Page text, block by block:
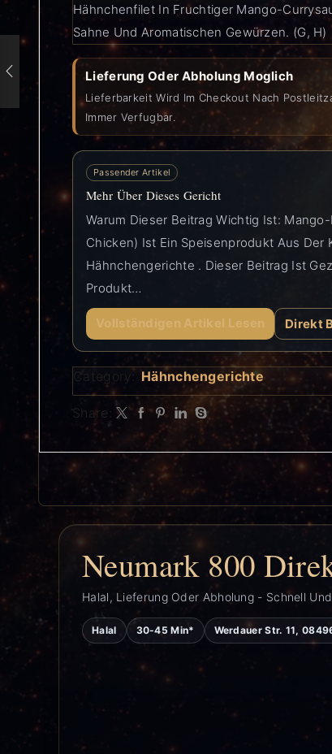
Hähnchenfilet In Fruchtiger Mango-
Sahne Und Aromatischen Gewürzen. (G, H)
Lieferung Oder Abholung Moglich
Lieferbarkeit Wird Im Checkout Nach
Immer Verfugbar.
Passender Artikel
Mehr Über Dieses Gericht
Warum Dieser Beitrag Wichtig Ist:
Chicken) Ist Ein Speisenprodukt Aus Der
Hähnchengerichte . Dieser Beitrag Ist
Produkt…
Vollständigen Artikel Lesen Direkt
Category: Hähnchengerichte
Share:
Neumark 800
Halal, Lieferung Oder Abholung - Schnell
Halal 30-45 Min* Werdauer Str. 11,